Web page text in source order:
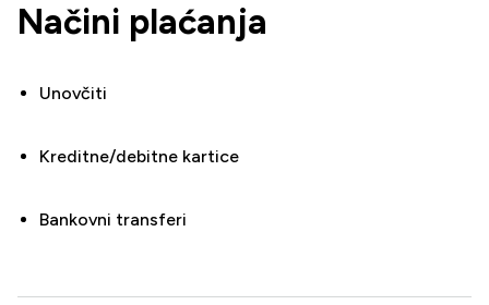
Načini plaćanja
Unovčiti
Kreditne/debitne kartice
Bankovni transferi